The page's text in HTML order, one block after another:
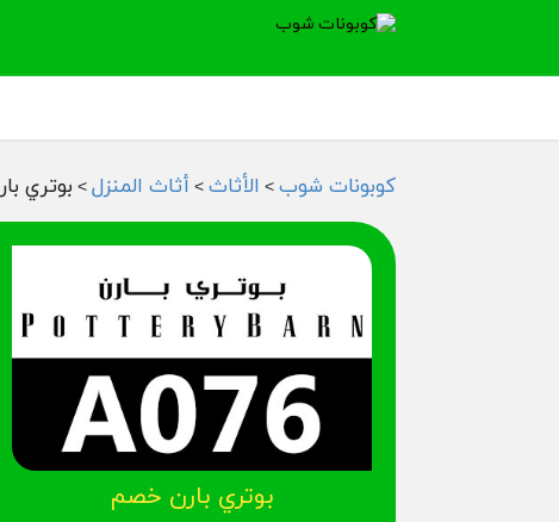
كوبونات شوب > الأثاث > أثاث المنزل > بوتري
بوتري بارن خصم